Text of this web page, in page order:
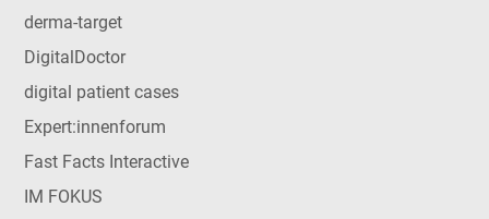
derma-target
DigitalDoctor
digital patient cases
Expert:innenforum
Fast Facts Interactive
IM FOKUS